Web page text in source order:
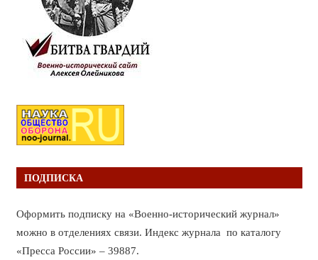
ПОДПИСКА
Оформить подписку на «Военно-исторический журнал»
можно в отделениях связи. Индекс журнала по каталогу
«Пресса России» – 39887.